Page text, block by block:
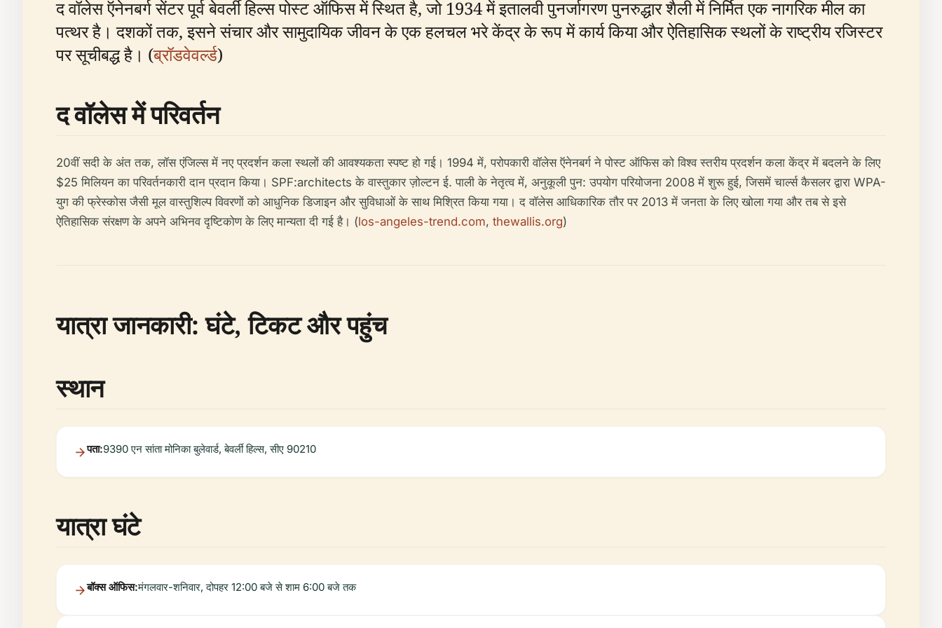
द वॉलेस ऍनेनबर्ग सेंटर पूर्व बेवर्ली हिल्स पोस्ट ऑफिस में स्थित है, जो 1934 में इतालवी पुनर्जागरण पुनरुद्धार शैली में निर्मित एक नागरिक मील का
पत्थर है। दशकों तक, इसने संचार और सामुदायिक जीवन के एक हलचल भरे केंद्र के रूप में कार्य किया और ऐतिहासिक स्थलों के राष्ट्रीय रजिस्टर
पर सूचीबद्ध है। (ब्रॉडवेवर्ल्ड)
द वॉलेस में परिवर्तन
20वीं सदी के अंत तक, लॉस एंजिल्स में नए प्रदर्शन कला स्थलों की आवश्यकता स्पष्ट हो गई। 1994 में, परोपकारी वॉलेस ऍनेनबर्ग ने पोस्ट ऑफिस को विश्व स्तरीय प्रदर्शन कला केंद्र में बदलने के लिए
$25 मिलियन का परिवर्तनकारी दान प्रदान किया। SPF:architects के वास्तुकार ज़ोल्टन ई. पाली के नेतृत्व में, अनुकूली पुन: उपयोग परियोजना 2008 में शुरू हुई, जिसमें चार्ल्स कैसलर द्वारा WPA-
युग की फ्रेस्कोस जैसी मूल वास्तुशिल्प विवरणों को आधुनिक डिजाइन और सुविधाओं के साथ मिश्रित किया गया। द वॉलेस आधिकारिक तौर पर 2013 में जनता के लिए खोला गया और तब से इसे
ऐतिहासिक संरक्षण के अपने अभिनव दृष्टिकोण के लिए मान्यता दी गई है। (los-angeles-trend.com, thewallis.org)
यात्रा जानकारी: घंटे, टिकट और पहुंच
स्थान
पता:9390 एन सांता मोनिका बुलेवार्ड, बेवर्ली हिल्स, सीए 90210
यात्रा घंटे
बॉक्स ऑफिस:मंगलवार-शनिवार, दोपहर 12:00 बजे से शाम 6:00 बजे तक